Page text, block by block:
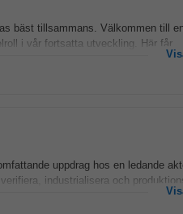
bäst tillsammans. Välkommen till
i vår fortsatta utveckling. Här får...
uppdrag hos en ledande
industrialisera och